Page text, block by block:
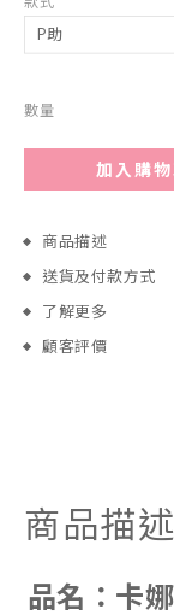
數量
加入購
商品描述
送貨及付款方式
了解更多
顧客評價
商品描述
品名： 卡